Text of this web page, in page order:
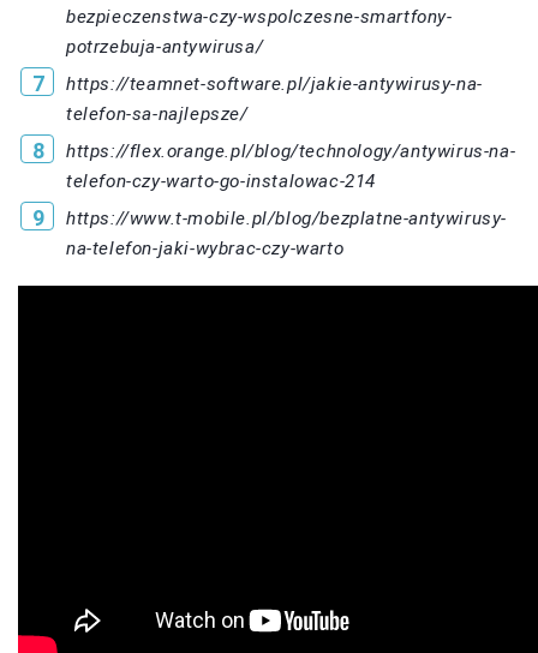
bezpieczenstwa-czy-wspolczesne-smartfony-
potrzebuja-antywirusa/
https://teamnet-software.pl/jakie-antywirusy-na-
telefon-sa-najlepsze/
https://flex.orange.pl/blog/technology/antywirus-na-
telefon-czy-warto-go-instalowac-214
https://www.t-mobile.pl/blog/bezplatne-antywirusy-
na-telefon-jaki-wybrac-czy-warto